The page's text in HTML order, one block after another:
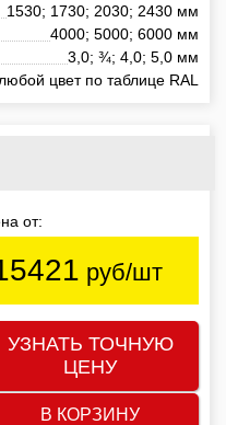
1530; 1730; 2030; 2430 мм
4000; 5000; 6000 мм
3,0; ¾; 4,0; 5,0 мм
цвет по таблице RAL
от:
руб/шт
УЗНАТЬ ТОЧНУЮ
ЦЕНУ
В КОРЗИНУ